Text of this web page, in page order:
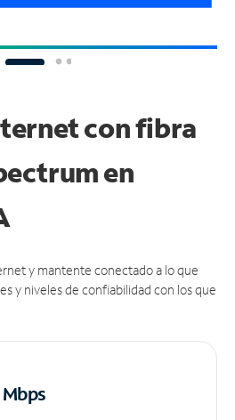
con fibra
en
y mantente conectado a lo que
y niveles de confiabilidad con los que